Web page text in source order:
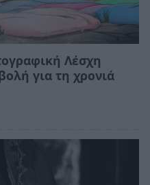
Λέσχη
για τη χρονιά